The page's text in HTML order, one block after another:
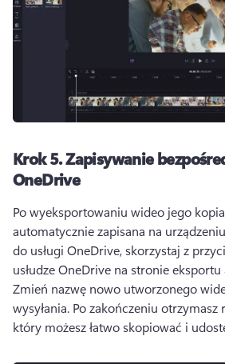
Krok 5.Zapisywanie
OneDrive
Po wyeksportowaniu wideo jego
automatycznie zapisana na
do usługi OneDrive, skorzystaj z
Zmień nazwę nowo utworzonego
wysyłania. Po zakończeniu
który możesz łatwo skopiować i